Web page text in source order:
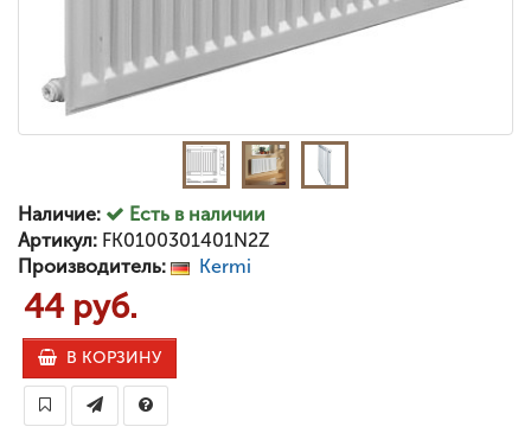
Наличие:
Есть в наличии
Артикул: FK0100301401N2Z
Производитель:
Kermi
44 руб.
В КОРЗИНУ